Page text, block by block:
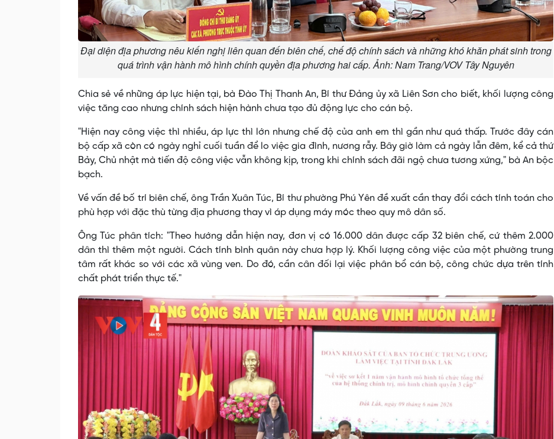
Đại diện địa phương nêu kiến nghị liên quan đến biên chế, chế độ chính sách và những khó khăn phát sinh trong
quá trình vận hành mô hình chính quyền địa phương hai cấp. Ảnh: Nam Trang/VOV Tây Nguyên
Chia sẻ về những áp lực hiện tại, bà Đào Thị Thanh An, Bí thư Đảng ủy xã Liên Sơn cho biết, khối lượng công
việc tăng cao nhưng chính sách hiện hành chưa tạo đủ động lực cho cán bộ.
"Hiện nay công việc thì nhiều, áp lực thì lớn nhưng chế độ của anh em thì gần như quá thấp. Trước đây cán
bộ cấp xã còn có ngày nghỉ cuối tuần để lo việc gia đình, nương rẫy. Bây giờ làm cả ngày lẫn đêm, kể cả thứ
Bảy, Chủ nhật mà tiến độ công việc vẫn không kịp, trong khi chính sách đãi ngộ chưa tương xứng," bà An bộc
bạch.
Về vấn đề bố trí biên chế, ông Trần Xuân Túc, Bí thư phường Phú Yên đề xuất cần thay đổi cách tính toán cho
phù hợp với đặc thù từng địa phương thay vì áp dụng máy móc theo quy mô dân số.
Ông Túc phân tích: "Theo hướng dẫn hiện nay, đơn vị có 16.000 dân được cấp 32 biên chế, cứ thêm 2.000
dân thì thêm một người. Cách tính bình quân này chưa hợp lý. Khối lượng công việc của một phường trung
tâm rất khác so với các xã vùng ven. Do đó, cần cân đối lại việc phân bổ cán bộ, công chức dựa trên tính
chất phát triển thực tế."